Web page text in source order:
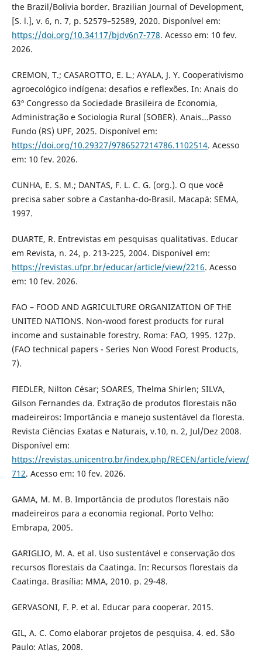
the Brazil/Bolivia border. Brazilian Journal of Development,
[S. l.], v. 6, n. 7, p. 52579–52589, 2020. Disponível em:
https://doi.org/10.34117/bjdv6n7-778. Acesso em: 10 fev.
2026.
CREMON, T.; CASAROTTO, E. L.; AYALA, J. Y. Cooperativismo
agroecológico indígena: desafios e reflexões. In: Anais do
63º Congresso da Sociedade Brasileira de Economia,
Administração e Sociologia Rural (SOBER). Anais...Passo
Fundo (RS) UPF, 2025. Disponível em:
https://doi.org/10.29327/9786527214786.1102514. Acesso
em: 10 fev. 2026.
CUNHA, E. S. M.; DANTAS, F. L. C. G. (org.). O que você
precisa saber sobre a Castanha-do-Brasil. Macapá: SEMA,
1997.
DUARTE, R. Entrevistas em pesquisas qualitativas. Educar
em Revista, n. 24, p. 213-225, 2004. Disponível em:
https://revistas.ufpr.br/educar/article/view/2216. Acesso
em: 10 fev. 2026.
FAO – FOOD AND AGRICULTURE ORGANIZATION OF THE
UNITED NATIONS. Non-wood forest products for rural
income and sustainable forestry. Roma: FAO, 1995. 127p.
(FAO technical papers - Series Non Wood Forest Products,
7).
FIEDLER, Nilton César; SOARES, Thelma Shirlen; SILVA,
Gilson Fernandes da. Extração de produtos florestais não
madeireiros: Importância e manejo sustentável da floresta.
Revista Ciências Exatas e Naturais, v.10, n. 2, Jul/Dez 2008.
Disponível em:
https://revistas.unicentro.br/index.php/RECEN/article/view/
712. Acesso em: 10 fev. 2026.
GAMA, M. M. B. Importância de produtos florestais não
madeireiros para a economia regional. Porto Velho:
Embrapa, 2005.
GARIGLIO, M. A. et al. Uso sustentável e conservação dos
recursos florestais da Caatinga. In: Recursos florestais da
Caatinga. Brasília: MMA, 2010. p. 29-48.
GERVASONI, F. P. et al. Educar para cooperar. 2015.
GIL, A. C. Como elaborar projetos de pesquisa. 4. ed. São
Paulo: Atlas, 2008.